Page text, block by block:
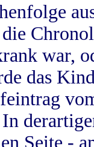
war,
das
Seite -